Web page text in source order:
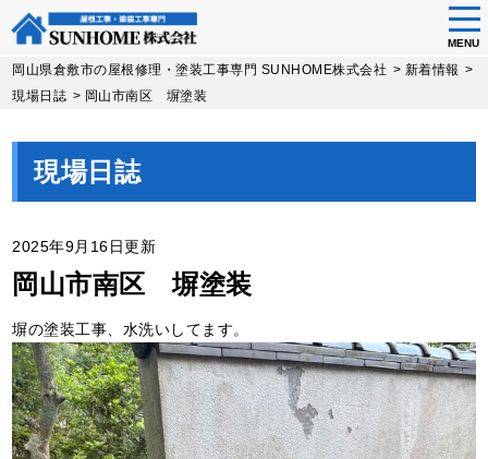
Skip
to
MENU
岡山県倉敷市の屋根修理・塗装工事専門 SUNHOME株式会社 > 新着情報 >
現場日誌 > 岡山市南区 塀塗装
現場日誌
2025年9月16日更新
岡山市南区 塀塗装
塀の塗装工事、水洗いしてます。